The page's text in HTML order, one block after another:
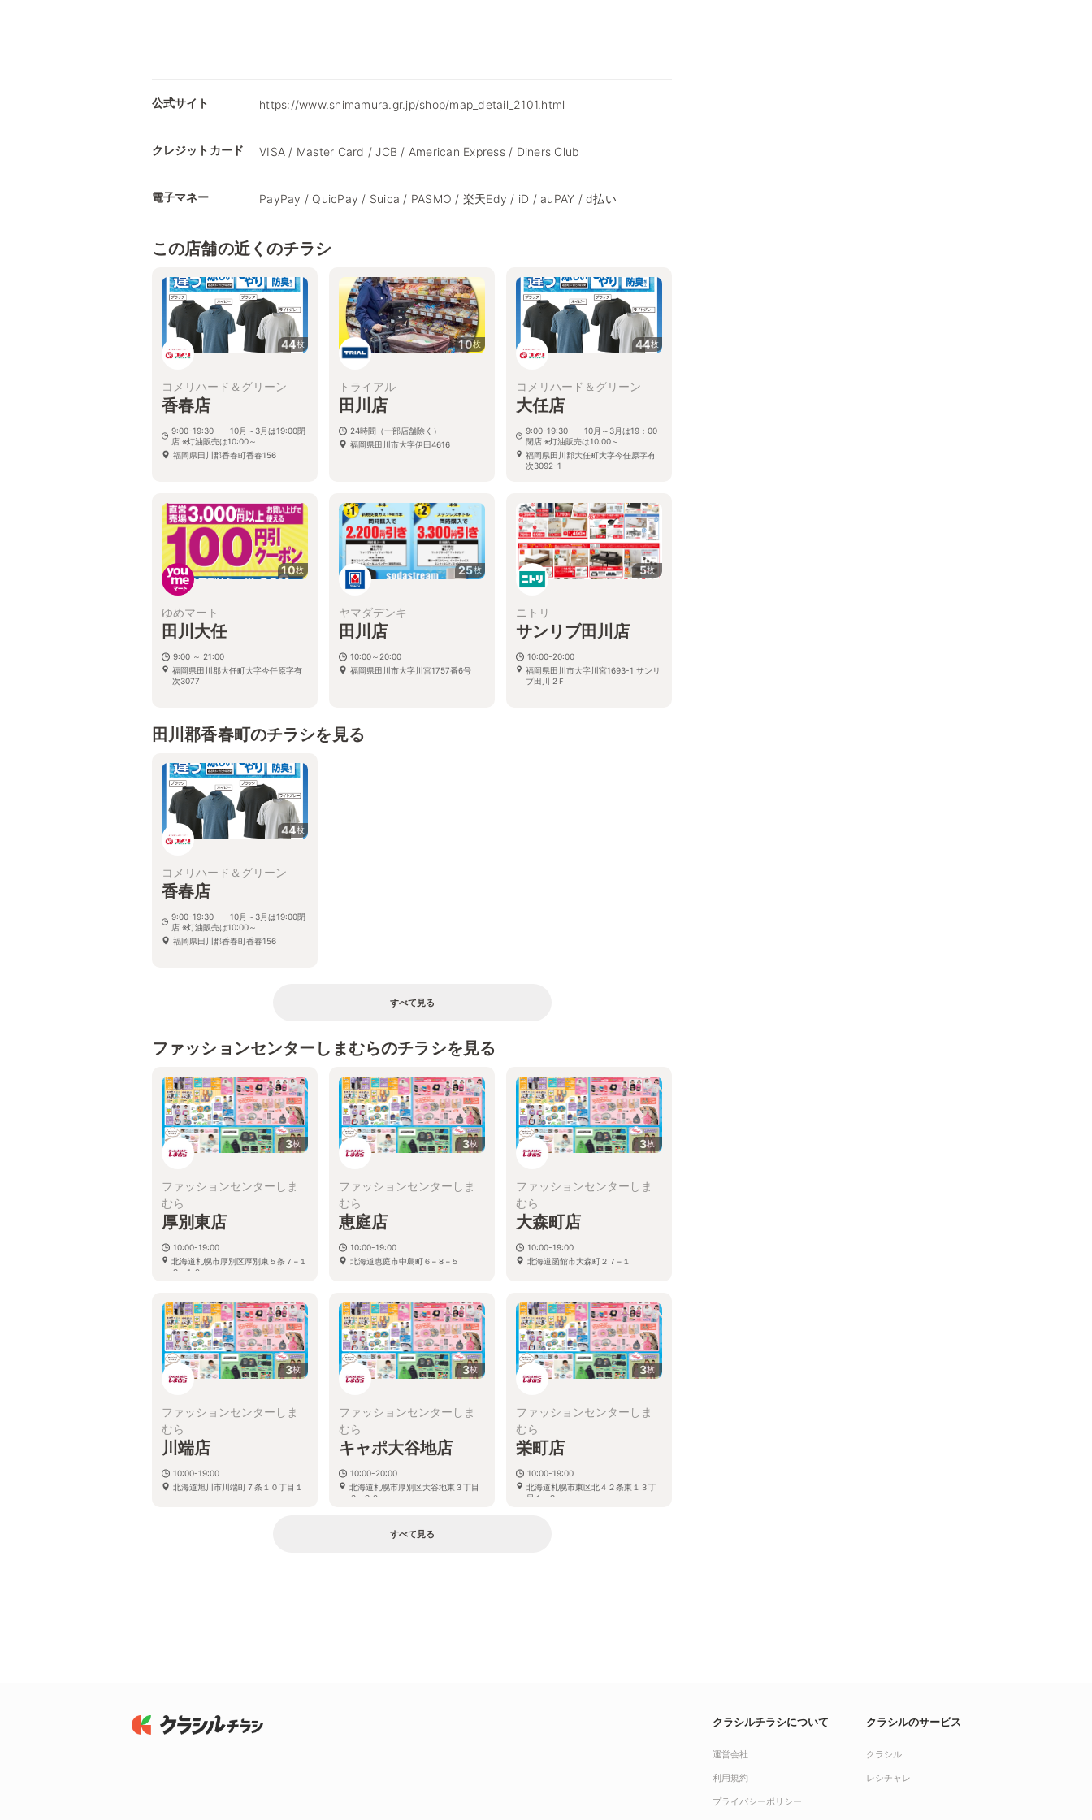
公式サイト https://www.shimamura.gr.jp/shop/map_detail_2101.html
クレジットカード VISA / Master Card / JCB / American Express / Diners Club
電子マネー PayPay / QuicPay / Suica / PASMO / 楽天Edy / iD / auPAY / d払い
この店舗の近くのチラシ
44枚
コメリハード＆グリーン
香春店
9:00-19:30 10月～3月は19:00閉
店 ※灯油販売は10:00～
福岡県田川郡香春町香春156
10枚
トライアル
田川店
24時間（一部店舗除く）
福岡県田川市大字伊田4616
44枚
コメリハード＆グリーン
大任店
9:00-19:30 10月～3月は19：00
閉店 ※灯油販売は10:00～
福岡県田川郡大任町大字今任原字有
次3092-1
10枚
ゆめマート
田川大任
9:00 ～ 21:00
福岡県田川郡大任町大字今任原字有
次3077
25枚
ヤマダデンキ
田川店
10:00～20:00
福岡県田川市大字川宮1757番6号
5枚
ニトリ
サンリブ田川店
10:00-20:00
福岡県田川市大字川宮1693-1 サンリ
ブ田川 2Ｆ
田川郡香春町のチラシを見る
44枚
コメリハード＆グリーン
香春店
9:00-19:30 10月～3月は19:00閉
店 ※灯油販売は10:00～
福岡県田川郡香春町香春156
すべて見る
ファッションセンターしまむらのチラシを見る
3枚
ファッションセンターしま
むら
厚別東店
10:00-19:00
北海道札幌市厚別区厚別東５条７−１
２−１０
3枚
ファッションセンターしま
むら
恵庭店
10:00-19:00
北海道恵庭市中島町６−８−５
3枚
ファッションセンターしま
むら
大森町店
10:00-19:00
北海道函館市大森町２７−１
3枚
ファッションセンターしま
むら
川端店
10:00-19:00
北海道旭川市川端町７条１０丁目１
3枚
ファッションセンターしま
むら
キャポ大谷地店
10:00-20:00
北海道札幌市厚別区大谷地東３丁目
３−２０
3枚
ファッションセンターしま
むら
栄町店
10:00-19:00
北海道札幌市東区北４２条東１３丁
目１−２
すべて見る
クラシルチラシについて
運営会社
利用規約
プライバシーポリシー
クラシルのサービス
クラシル
レシチャレ